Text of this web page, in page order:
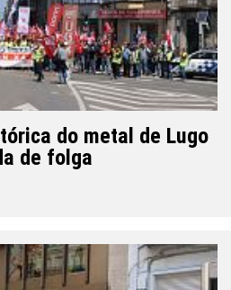
do metal de Lugo
de folga